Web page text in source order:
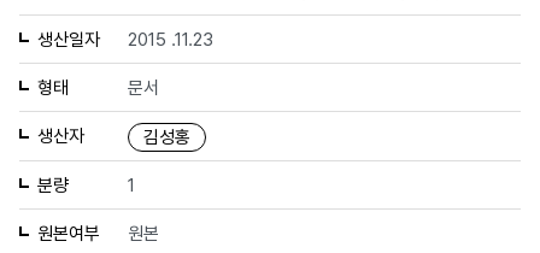
생산일자 2015 .11.23
형태 문서
생산자 김성홍
분량 1
원본여부 원본